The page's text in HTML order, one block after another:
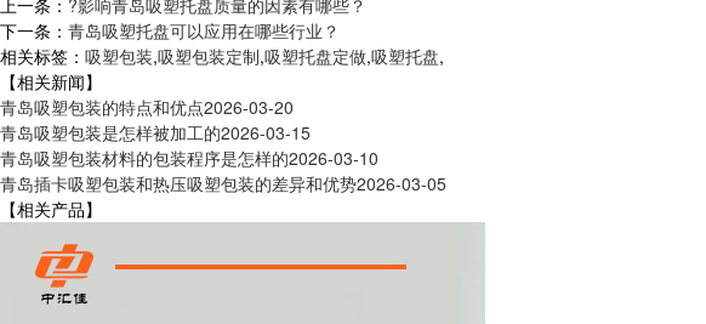
下一条： 青岛吸塑托盘可以应用在哪些行业？
相关标签： 吸塑包装,吸塑包装定制,吸塑托盘定做,吸塑托盘,
【相关新闻】
青岛吸塑包装的特点和优点2026-03-20
青岛吸塑包装是怎样被加工的2026-03-15
青岛吸塑包装材料的包装程序是怎样的2026-03-10
青岛插卡吸塑包装和热压吸塑包装的差异和优势2026-03-05
【相关产品】